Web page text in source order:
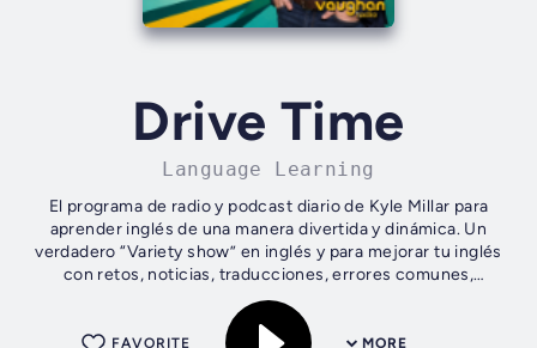
Drive Time
Language Learning
El programa de radio y podcast diario de Kyle Millar para
aprender inglés de una manera divertida y dinámica. Un
verdadero “Variety show” en inglés y para mejorar tu inglés
con retos, noticias, traducciones, errores comunes,
pronunciación,...
MORE
FAVORITE